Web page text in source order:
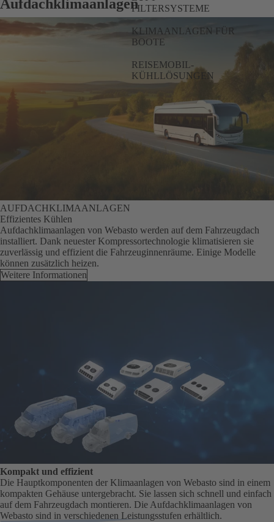
FILTERSYSTEME
KLIMAANLAGEN FÜR
BOOTE
REISEMOBIL-
KÜHLLÖSUNGEN
Aufdachklimaanlagen
AUFDACHKLIMAANLAGEN
Effizientes Kühlen
Aufdachklimaanlagen von Webasto werden auf dem Fahrzeugdach
installiert. Dank neuester Kompressortechnologie klimatisieren sie
zuverlässig und effizient die Fahrzeuginnenräume. Einige Modelle
können zusätzlich heizen.
Weitere Informationen
Kompakt und effizient
Die Hauptkomponenten der Klimaanlagen von Webasto sind in einem
kompakten Gehäuse untergebracht. Sie lassen sich schnell und einfach
auf dem Fahrzeugdach montieren. Die Aufdachklimaanlagen von
Webasto sind in verschiedenen Leistungsstufen erhältlich.